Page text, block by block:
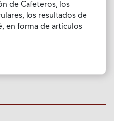
de Cafeteros, los
los resultados de
en forma de artículos